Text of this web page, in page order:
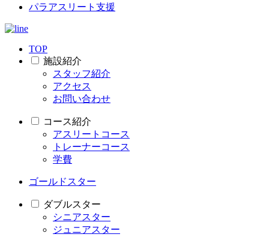
パラアスリート支援
TOP
施設紹介
スタッフ紹介
アクセス
お問い合わせ
コース紹介
アスリートコース
トレーナーコース
学費
ゴールドスター
ダブルスター
シニアスター
ジュニアスター